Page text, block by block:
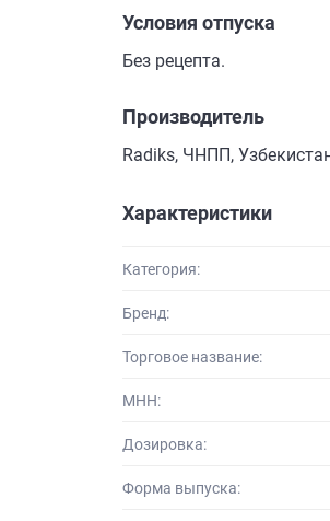
Условия отпуска
Без рецепта.
Производитель
Radiks, ЧНПП,
Характеристики
Категория:
Бренд:
Торговое название:
МНН:
Дозировка:
Форма выпуска: